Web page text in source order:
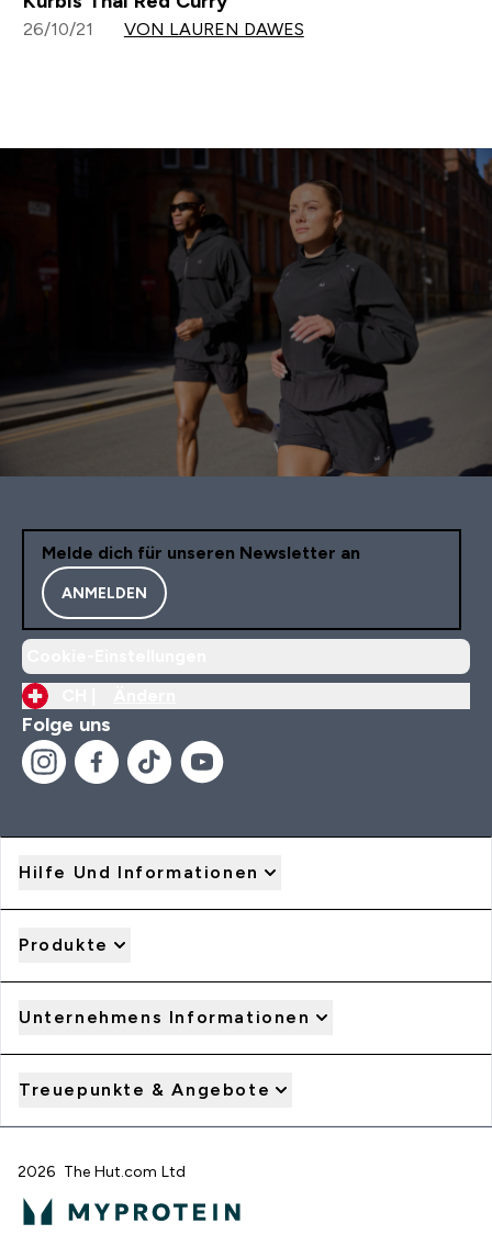
26/10/21 VON LAUREN DAWES
Melde dich für unseren Newsletter an
ANMELDEN
Folge uns
Hilfe Und Informationen
Produkte
Unternehmens Informationen
Treuepunkte & Angebote
2026 The Hut.com Ltd